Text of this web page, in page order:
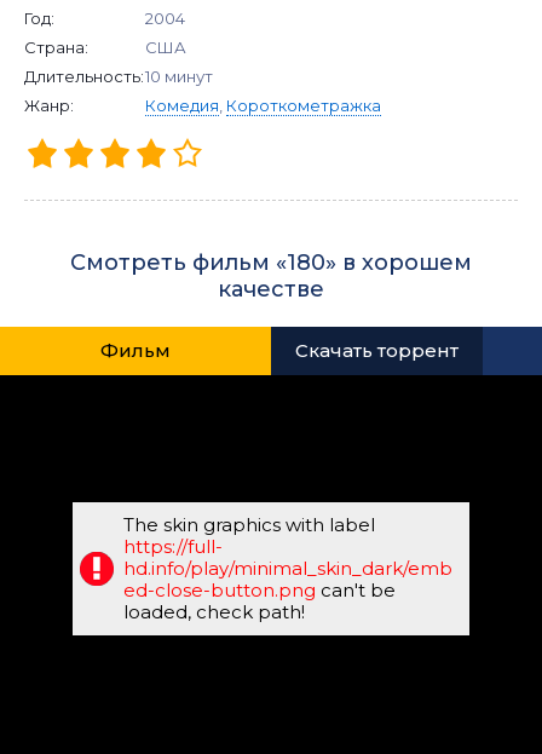
Год:
2004
Страна:
США
Длительность:10 минут
Жанр:
Комедия Короткометражка
Смотреть фильм «180» в хорошем
качестве
Фильм Скачать торрент
The skin graphics with label
https://full-
hd.info/play/minimal_skin_dark/emb
ed-close-button.png can't be
loaded, check path!